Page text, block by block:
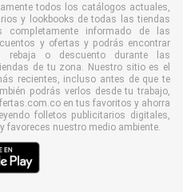
todos los catálogos actuales,
y lookbooks de todas las tiendas
completamente informado de las
y ofertas y podrás encontrar
rebaja o descuento durante las
de tu zona. Nuestro sitio es el
recientes, incluso antes de que te
podrás verlos desde tu trabajo,
en tus favoritos y ahorra
folletos publicitarios digitales,
favoreces nuestro medio ambiente.